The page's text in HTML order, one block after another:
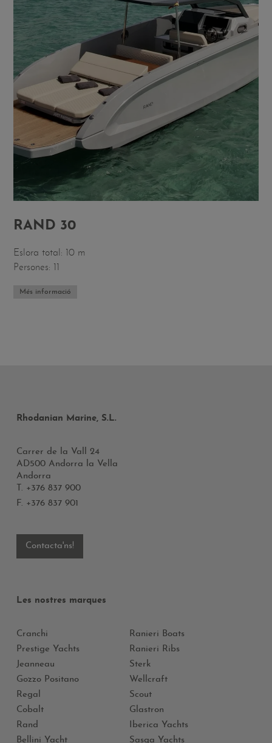
RAND 30
Eslora total: 10 m
Persones: 11
Més informació
Rhodanian Marine, S.L.
Carrer de la Vall 24
AD500 Andorra la Vella
Andorra
T. +376 837 900
F. +376 837 901
Contacta'ns!
Les nostres marques
Cranchi
Prestige Yachts
Jeanneau
Gozzo Positano
Regal
Cobalt
Rand
Bellini Yacht
Ranieri Boats
Ranieri Ribs
Sterk
Wellcraft
Scout
Glastron
Iberica Yachts
Sasga Yachts